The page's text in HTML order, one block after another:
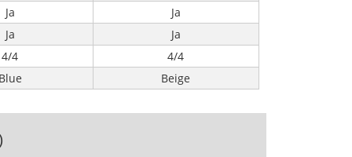
Ja
Ja
Ja
Ja
4/4
4/4
Blue Beige